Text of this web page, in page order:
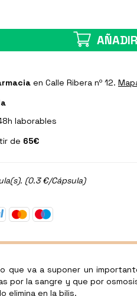
AÑADIR
en Calle Ribera nº 12.
laborables
de 65€
(0.3 €/Cápsula)
va a suponer un
por la sangre y que por
elimina en la bilis.